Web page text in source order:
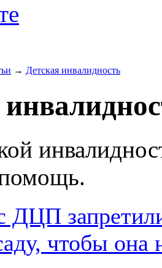
→ Детская инвалидность
ДЦП
чтобы она